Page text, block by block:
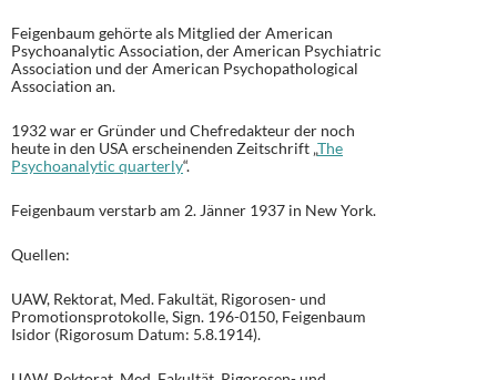
Feigenbaum gehörte als Mitglied der American
Psychoanalytic Association, der American Psychiatric
Association und der American Psychopathological
Association an.
1932 war er Gründer und Chefredakteur der noch
heute in den USA erscheinenden Zeitschrift „The
Psychoanalytic quarterly“.
Feigenbaum verstarb am 2. Jänner 1937 in New York.
Quellen:
UAW, Rektorat, Med. Fakultät, Rigorosen- und
Promotionsprotokolle, Sign. 196-0150, Feigenbaum
Isidor (Rigorosum Datum: 5.8.1914).